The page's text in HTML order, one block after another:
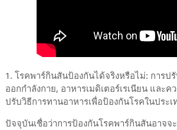
1. โรคพาร์กินสันป้องกันได้จริงหรือไม่: การป
ออกกำลังกาย, อาหารเมดิเตอร์เรเนียน และค
ปรับวิธีการทานอาหารเพื่อป้องกันโรคในประเ
ปัจจุบันเชื่อว่าการป้องกันโรคพาร์กินสันอาจจ